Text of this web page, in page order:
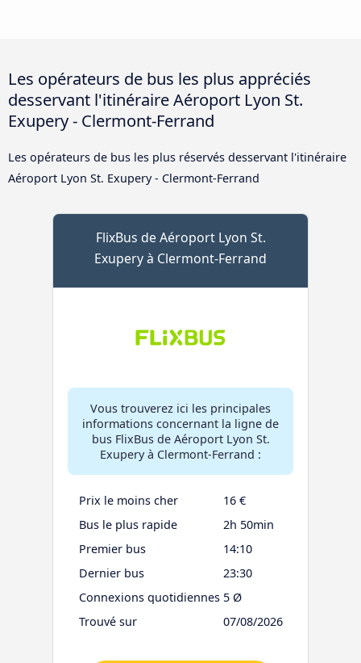
Les opérateurs de bus les plus appréciés
desservant l'itinéraire Aéroport Lyon St.
Exupery - Clermont-Ferrand
Les opérateurs de bus les plus réservés desservant l'itinéraire
Aéroport Lyon St. Exupery - Clermont-Ferrand
FlixBus de Aéroport Lyon St.
Exupery à Clermont-Ferrand
Vous trouverez ici les principales
informations concernant la ligne de
bus FlixBus de Aéroport Lyon St.
Exupery à Clermont-Ferrand :
Prix le moins cher
16 €
Bus le plus rapide
2h 50min
Premier bus
14:10
Dernier bus
23:30
Connexions quotidiennes 5 Ø
Trouvé sur
07/08/2026